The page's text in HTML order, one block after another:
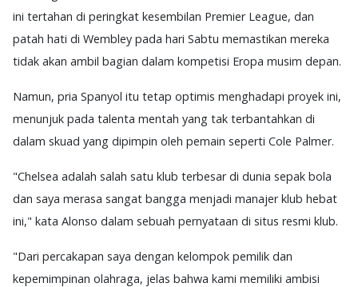
ini tertahan di peringkat kesembilan Premier League, dan
patah hati di Wembley pada hari Sabtu memastikan mereka
tidak akan ambil bagian dalam kompetisi Eropa musim depan.
Namun, pria Spanyol itu tetap optimis menghadapi proyek ini,
menunjuk pada talenta mentah yang tak terbantahkan di
dalam skuad yang dipimpin oleh pemain seperti Cole Palmer.
"Chelsea adalah salah satu klub terbesar di dunia sepak bola
dan saya merasa sangat bangga menjadi manajer klub hebat
ini," kata Alonso dalam sebuah pernyataan di situs resmi klub.
"Dari percakapan saya dengan kelompok pemilik dan
kepemimpinan olahraga, jelas bahwa kami memiliki ambisi